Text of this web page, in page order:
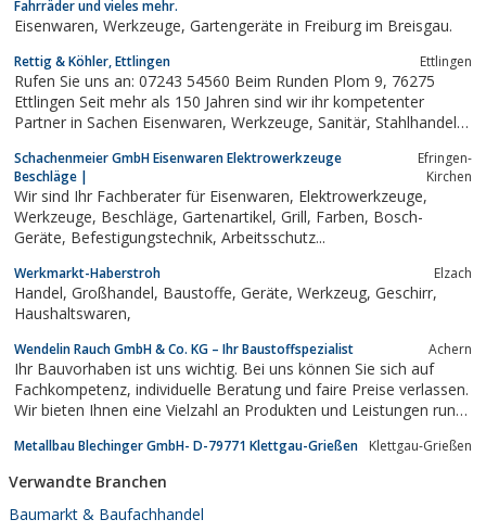
Fahrräder und vieles mehr.
Eisenwaren, Werkzeuge, Gartengeräte in Freiburg im Breisgau.
Rettig & Köhler, Ettlingen Ettlingen
Rufen Sie uns an: 07243 54560 Beim Runden Plom 9, 76275
Ettlingen Seit mehr als 150 Jahren sind wir ihr kompetenter
Partner in Sachen Eisenwaren, Werkzeuge, Sanitär, Stahlhandel,
Heimwerker als auch für den Handwerker. Mit mehr als 30.000
Produkten die ständig auf...
Schachenmeier GmbH Eisenwaren Elektrowerkzeuge
Beschläge |
Efringen-
Kirchen
Wir sind Ihr Fachberater für Eisenwaren, Elektrowerkzeuge,
Werkzeuge, Beschläge, Gartenartikel, Grill, Farben, Bosch-
Geräte, Befestigungstechnik, Arbeitsschutz...
Werkmarkt-Haberstroh Elzach
Handel, Großhandel, Baustoffe, Geräte, Werkzeug, Geschirr,
Haushaltswaren,
Wendelin Rauch GmbH & Co. KG – Ihr Baustoffspezialist Achern
Ihr Bauvorhaben ist uns wichtig. Bei uns können Sie sich auf
Fachkompetenz, individuelle Beratung und faire Preise verlassen.
Wir bieten Ihnen eine Vielzahl an Produkten und Leistungen rund
Metallbau Blechinger GmbH- D-79771 Klettgau-Grießen Klettgau-Grießen
Verwandte Branchen
Baumarkt & Baufachhandel